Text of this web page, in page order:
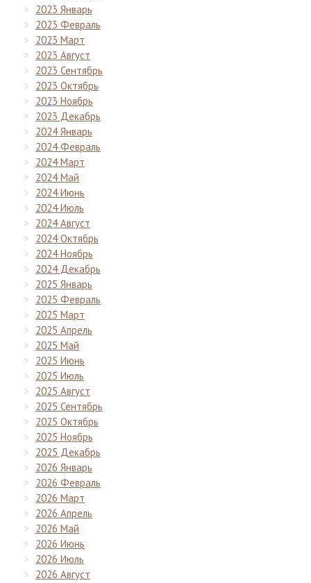
2023 Январь
2023 Февраль
2023 Март
2023 Август
2023 Сентябрь
2023 Октябрь
2023 Ноябрь
2023 Декабрь
2024 Январь
2024 Февраль
2024 Март
2024 Май
2024 Июнь
2024 Июль
2024 Август
2024 Октябрь
2024 Ноябрь
2024 Декабрь
2025 Январь
2025 Февраль
2025 Март
2025 Апрель
2025 Май
2025 Июнь
2025 Июль
2025 Август
2025 Сентябрь
2025 Октябрь
2025 Ноябрь
2025 Декабрь
2026 Январь
2026 Февраль
2026 Март
2026 Апрель
2026 Май
2026 Июнь
2026 Июль
2026 Август